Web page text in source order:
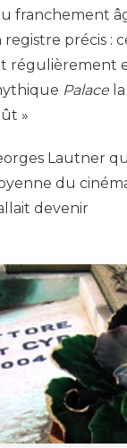
franchement
registre précis :
régulièrement
Palace la
»
Lautner
du
devenir